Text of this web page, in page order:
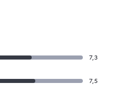
7,3
7,5